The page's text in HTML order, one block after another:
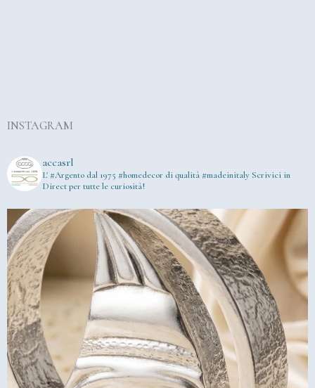
INSTAGRAM
accasrl
L' #Argento dal 1975 #homedecor di qualità #madeinitaly Scrivici in
Direct per tutte le curiosità!